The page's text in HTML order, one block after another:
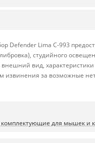
Lima C-993
студийного
вид,
извинения за возможные
комплектующие для мышек и